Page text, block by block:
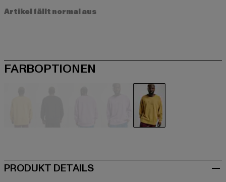
Artikel fällt normal aus
FARBOPTIONEN
PRODUKT DETAILS